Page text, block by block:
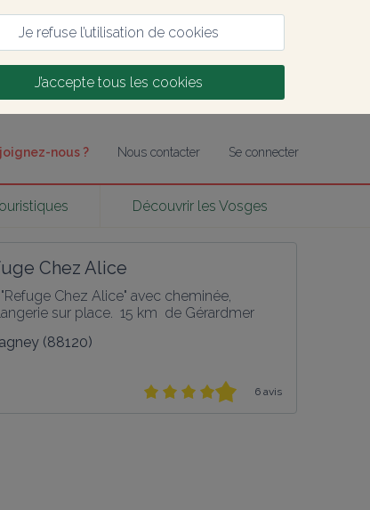
Je refuse l’utilisation de cookies
J’accepte tous les cookies
nous ? Nous contacter Se connecter
Découvrir les Vosges
Chez Alice
Chez Alice" avec cheminée,
sur place.  15 km  de Gérardmer
(88120)
6 avis